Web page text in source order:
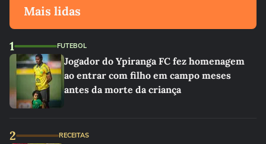
Mais lidas
1 FUTEBOL
Jogador do Ypiranga FC fez homenagem
ao entrar com filho em campo meses
antes da morte da criança
2 RECEITAS